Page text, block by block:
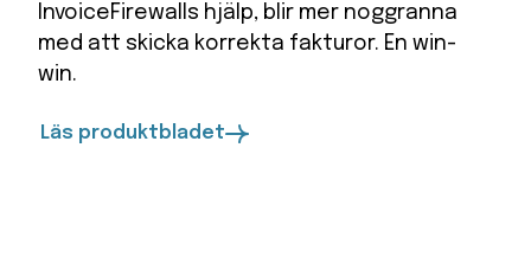
InvoiceFirewalls hjälp, blir mer noggranna
med att skicka korrekta fakturor. En win-
win.
Läs produktbladet